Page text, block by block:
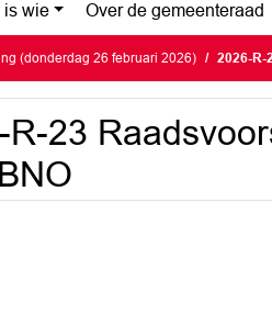
is wie Over de gemeenteraad
(donderdag 26 februari 2026) 2026-R-
R-23